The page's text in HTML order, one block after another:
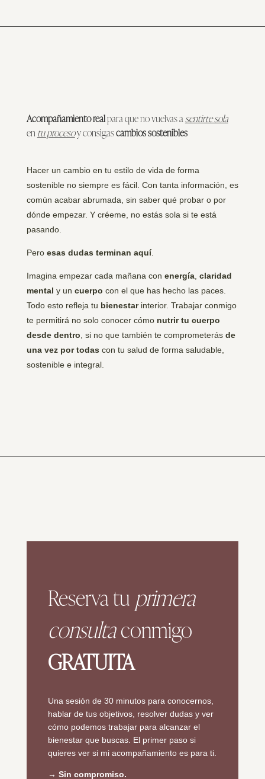
Acompañamiento realpara que no vuelvas asentirte sola
entu procesoy consigascambios sostenibles
Hacer un cambio en tu estilo de vida de forma
sostenible no siempre es fácil. Con tanta información, es
común acabar abrumada, sin saber qué probar o por
dónde empezar. Y créeme, no estás sola si te está
pasando.
Pero esas dudas terminan aquí.
Imagina empezar cada mañana con energía, claridad
mental y un cuerpo con el que has hecho las paces.
Todo esto refleja tu bienestar interior. Trabajar conmigo
te permitirá no solo conocer cómo nutrir tu cuerpo
desde dentro , si no que también te comprometerás de
una vez por todas con tu salud de forma saludable,
sostenible e integral.
Reserva tu primera
consultaconmigo
GRATUITA
Una sesión de 30 minutos para conocernos,
hablar de tus objetivos, resolver dudas y ver
cómo podemos trabajar para alcanzar el
bienestar que buscas. El primer paso si
quieres ver si mi acompañamiento es para ti.
→ Sin compromiso.